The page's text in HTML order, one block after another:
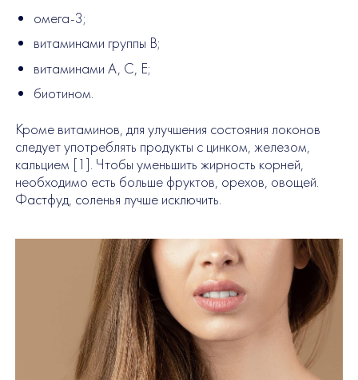
омега-3;
витаминами группы B;
витаминами A, C, E;
биотином.
Кроме витаминов, для улучшения состояния локонов
следует употреблять продукты с цинком, железом,
кальцием [1]. Чтобы уменьшить жирность корней,
необходимо есть больше фруктов, орехов, овощей.
Фастфуд, соленья лучше исключить.